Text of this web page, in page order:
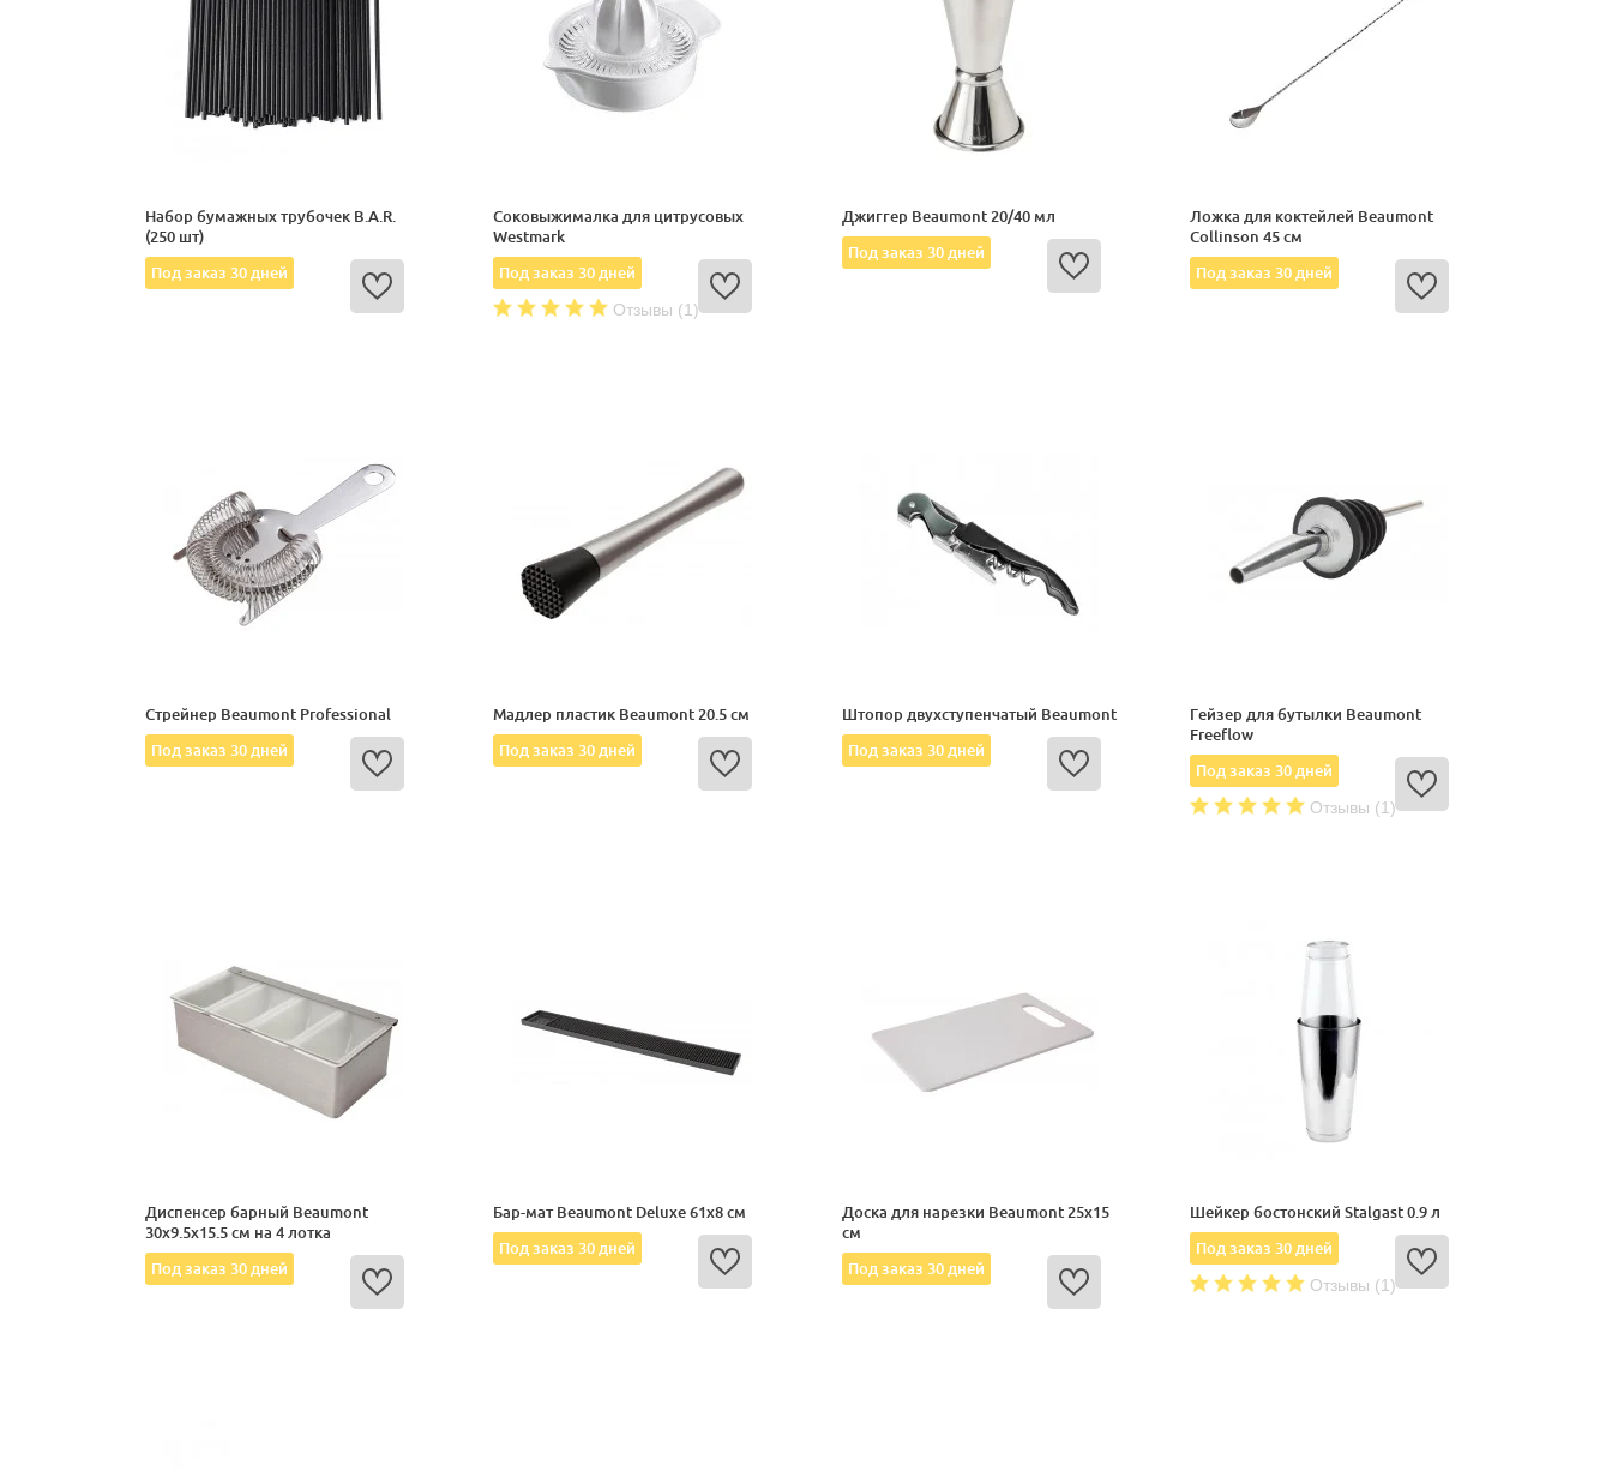
Набор бумажных трубочек B.A.R.
(250 шт)
Под заказ 30 дней
Соковыжималка для цитрусовых
Westmark
Под заказ 30 дней
Отзывы (1)
Джиггер Beaumont 20/40 мл
Под заказ 30 дней
Ложка для коктейлей Beaumont
Collinson 45 см
Под заказ 30 дней
Стрейнер Beaumont Professional
Под заказ 30 дней
Мадлер пластик Beaumont 20.5 см
Под заказ 30 дней
Штопор двухступенчатый Beaumont
Под заказ 30 дней
Гейзер для бутылки Beaumont
Freeflow
Под заказ 30 дней
Отзывы (1)
Диспенсер барный Beaumont
30x9.5x15.5 см на 4 лотка
Под заказ 30 дней
Бар-мат Beaumont Deluxe 61x8 см
Под заказ 30 дней
Доска для нарезки Beaumont 25x15
см
Под заказ 30 дней
Шейкер бостонский Stalgast 0.9 л
Под заказ 30 дней
Отзывы (1)